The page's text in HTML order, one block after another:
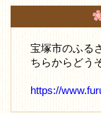
宝塚市のふる
ちらからどう
https://